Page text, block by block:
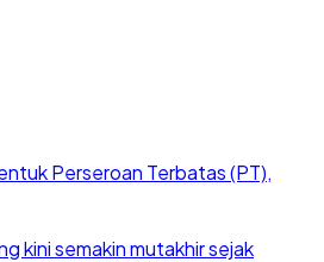
Perseroan Terbatas (PT),
kini semakin mutakhir sejak